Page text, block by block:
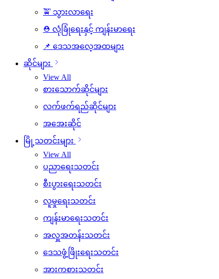
🚖 သွားလာရေး
⛑️ လုံခြုံရေးနှင့် ကျန်းမာရေး
📌 ဒေသအလေ့အထများ
ဆိုင်များ
View All
စားသောက်ဆိုင်များ
လက်ဖက်ရည်ဆိုင်များ
အအေးဆိုင်
မြို့သတင်းများ
View All
ပညာရေးသတင်း
စီးပွားရေးသတင်း
လူမှုရေးသတင်း
ကျန်းမာရေးသတင်း
အလှူအတန်းသတင်း
ဒေသဖွံ့ဖြိုးရေးသတင်း
အားကစားသတင်း